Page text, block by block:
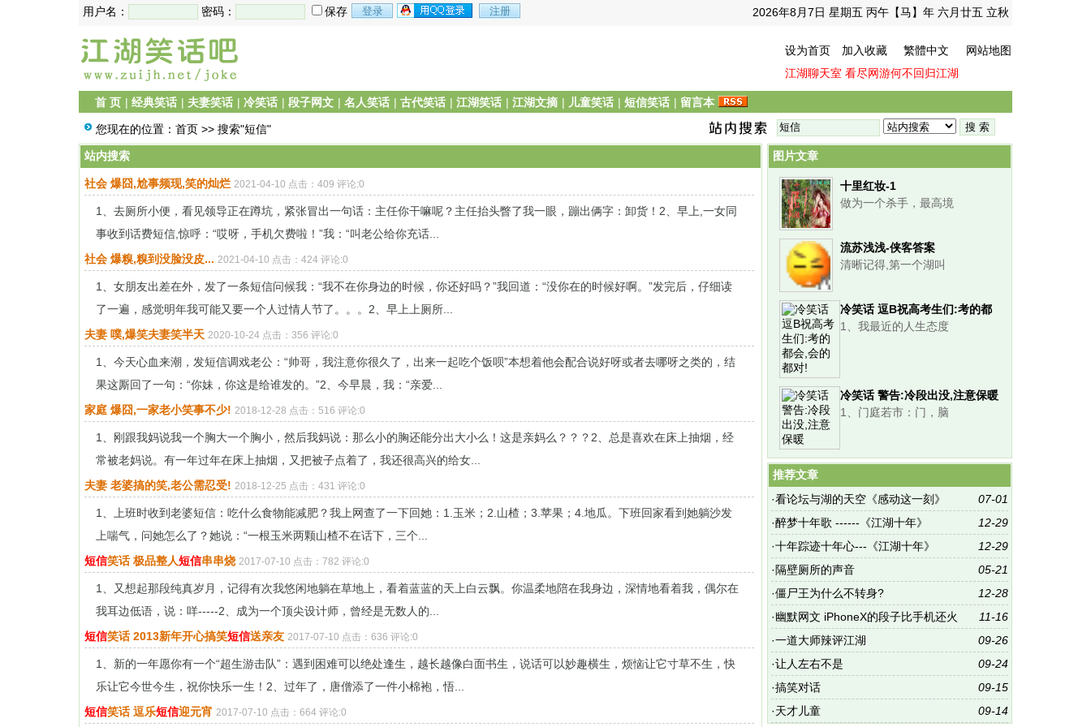
2026年8月7日 星期五 丙午【马】年 六月廿五 立秋
用户名： 密码： 保存
设为首页 加入收藏 繁體中文
网站地图
江湖聊天室 看尽网游何不回归江湖
首 页 | 经典笑话 | 夫妻笑话 | 冷笑话 | 段子网文 | 名人笑话 | 古代笑话 | 江湖笑话 | 江湖文摘 | 儿童笑话 | 短信笑话 | 留言本
您现在的位置： 首页 >> 搜索"短信"
站内搜索
社会 爆囧,尬事频现,笑的灿烂 2021-04-10 点击：409 评论:0
1、去厕所小便，看见领导正在蹲坑，紧张冒出一句话：主任你干嘛呢？主任抬头瞥了我一眼，蹦出俩字：卸货！2、早上,一女同
事收到话费短信,惊呼：“哎呀，手机欠费啦！”我：“叫老公给你充话...
社会 爆糗,糗到没脸没皮... 2021-04-10 点击：424 评论:0
1、女朋友出差在外，发了一条短信问候我：“我不在你身边的时候，你还好吗？”我回道：“没你在的时候好啊。”发完后，仔细读
了一遍，感觉明年我可能又要一个人过情人节了。。。2、早上上厕所...
夫妻 噗,爆笑夫妻笑半天 2020-10-24 点击：356 评论:0
1、今天心血来潮，发短信调戏老公：“帅哥，我注意你很久了，出来一起吃个饭呗”本想着他会配合说好呀或者去哪呀之类的，结
果这厮回了一句：“你妹，你这是给谁发的。”2、今早晨，我：“亲爱...
家庭 爆囧,一家老小笑事不少! 2018-12-28 点击：516 评论:0
1、刚跟我妈说我一个胸大一个胸小，然后我妈说：那么小的胸还能分出大小么！这是亲妈么？？？2、总是喜欢在床上抽烟，经
常被老妈说。有一年过年在床上抽烟，又把被子点着了，我还很高兴的给女...
夫妻 老婆搞的笑,老公需忍受! 2018-12-25 点击：431 评论:0
1、上班时收到老婆短信：吃什么食物能减肥？我上网查了一下回她：1.玉米；2.山楂；3.苹果；4.地瓜。下班回家看到她躺沙发
上喘气，问她怎么了？她说：“一根玉米两颗山楂不在话下，三个...
短信笑话 极品整人短信串串烧 2017-07-10 点击：782 评论:0
1、又想起那段纯真岁月，记得有次我悠闲地躺在草地上，看着蓝蓝的天上白云飘。你温柔地陪在我身边，深情地看着我，偶尔在
我耳边低语，说：咩-----2、成为一个顶尖设计师，曾经是无数人的...
短信笑话 2013新年开心搞笑短信送亲友 2017-07-10 点击：636 评论:0
1、新的一年愿你有一个“超生游击队”：遇到困难可以绝处逢生，越长越像白面书生，说话可以妙趣横生，烦恼让它寸草不生，快
乐让它今世今生，祝你快乐一生！2、过年了，唐僧添了一件小棉袍，悟...
短信笑话 逗乐短信迎元宵 2017-07-10 点击：664 评论:0
图片文章
十里红妆-1
做为一个杀手，最高境
流苏浅浅-侠客答案
清晰记得,第一个湖叫
冷笑话 逗B祝高考生们:考的都
会,会的都对!
1、我最近的人生态度
冷笑话 警告:冷段出没,注意保暖
1、门庭若市：门，脑
推荐文章
07-01
·看论坛与湖的天空《感动这一刻》
12-29
·醉梦十年歌 ------《江湖十年》
12-29
·十年踪迹十年心---《江湖十年》
05-21
·隔壁厕所的声音
12-28
·僵尸王为什么不转身?
11-16
·幽默网文 iPhoneX的段子比手机还火
09-26
·一道大师辣评江湖
09-24
·让人左右不是
09-15
·搞笑对话
09-14
·天才儿童